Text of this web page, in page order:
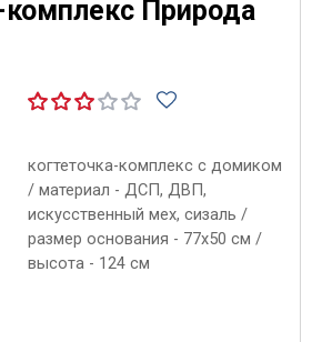
комплекс Природа
когтеточка-комплекс с домиком
/ материал - ДСП, ДВП,
искусственный мех, сизаль /
размер основания - 77х50 см /
высота - 124 см